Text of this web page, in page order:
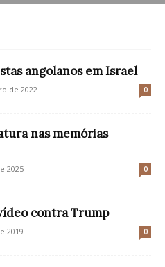
angolanos em Israel
de 2022 0
nas memórias
2025 0
contra Trump
2019 0